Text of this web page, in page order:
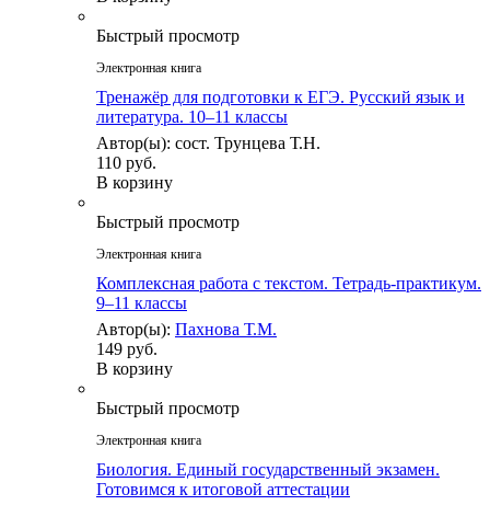
Быстрый просмотр
Электронная книга
Тренажёр для подготовки к ЕГЭ. Русский язык и
литература. 10–11 классы
Автор(ы): сост. Трунцева Т.Н.
110 руб.
В корзину
Быстрый просмотр
Электронная книга
Комплексная работа с текстом. Тетрадь-практикум.
9–11 классы
Автор(ы): Пахнова Т.М.
149 руб.
В корзину
Быстрый просмотр
Электронная книга
Биология. Единый государственный экзамен.
Готовимся к итоговой аттестации